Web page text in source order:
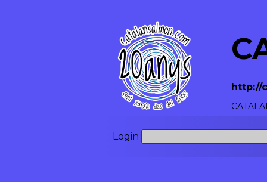
http://
Login